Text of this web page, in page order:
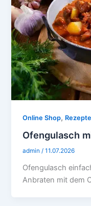
Online Shop, Rezepte
Ofengulasch
admin/11.07.2026
Ofengulasch
Anbraten mit dem